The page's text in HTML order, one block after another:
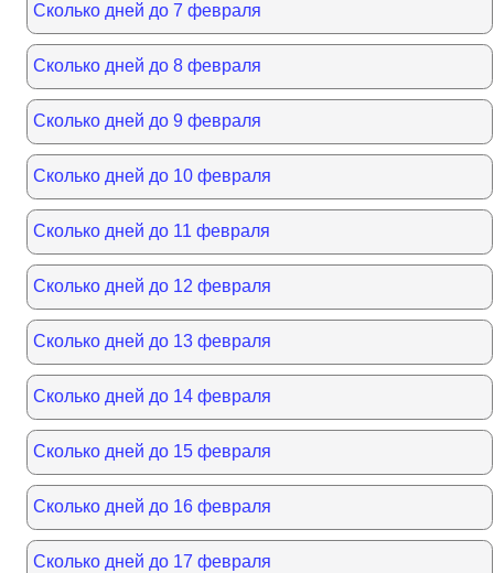
Сколько дней до 7 февраля
Сколько дней до 8 февраля
Сколько дней до 9 февраля
Сколько дней до 10 февраля
Сколько дней до 11 февраля
Сколько дней до 12 февраля
Сколько дней до 13 февраля
Сколько дней до 14 февраля
Сколько дней до 15 февраля
Сколько дней до 16 февраля
Сколько дней до 17 февраля